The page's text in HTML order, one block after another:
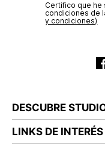
Certifico que
condiciones de
y condiciones)
DESCUBRE
LINKS DE INTERÉS